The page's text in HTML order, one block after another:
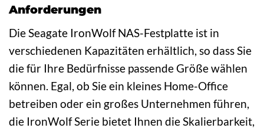
Anforderungen
Die Seagate IronWolf NAS-Festplatte ist in
verschiedenen Kapazitäten erhältlich, so dass Sie
die für Ihre Bedürfnisse passende Größe wählen
können. Egal, ob Sie ein kleines Home-Office
betreiben oder ein großes Unternehmen führen,
die IronWolf Serie bietet Ihnen die Skalierbarkeit,